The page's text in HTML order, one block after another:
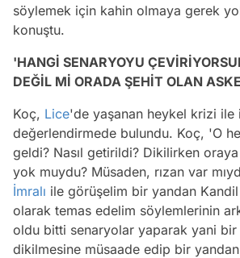
söylemek için kahin olmaya gerek
konuştu.
'HANGİ SENARYOYU
DEĞİL Mİ ORADA ŞEHİT OLAN
Koç, Lice'de yaşanan heykel krizi ile
değerlendirmede bulundu. Koç, 'O
geldi? Nasıl getirildi? Dikilirken
yok muydu? Müsaden, rızan var
İmralı ile görüşelim bir yandan
olarak temas edelim söylemlerinin
oldu bitti senaryolar yaparak yani bir
dikilmesine müsaade edip bir